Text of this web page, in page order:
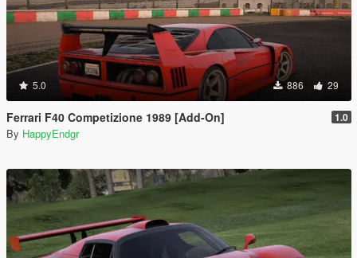
5.0 886 29
Ferrari F40 Competizione 1989 [Add-On] 1.0
By HappyEndgr